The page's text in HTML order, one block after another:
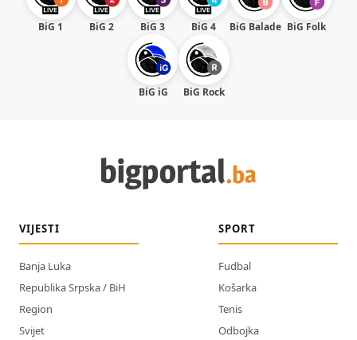
BiG 1 BiG 2 BiG 3 BiG 4 BiG Balade BiG Folk
BiG iG BiG Rock
VIJESTI
Banja Luka
Republika Srpska / BiH
Region
Svijet
SPORT
Fudbal
Košarka
Tenis
Odbojka